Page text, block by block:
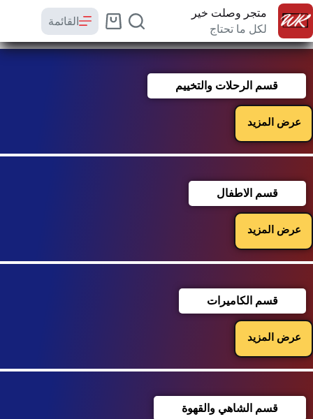
متجر وصلت خير
لكل ما تحتاج
القائمة
قسم الرحلات والتخييم
عرض المزيد
قسم الاطفال
عرض المزيد
قسم الكاميرات
عرض المزيد
قسم الشاهي والقهوة